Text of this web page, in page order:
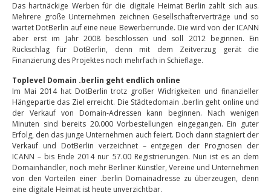
Das hartnäckige Werben für die digitale Heimat Berlin zahlt sich aus.
Mehrere große Unternehmen zeichnen Gesellschafterverträge und so
wartet DotBerlin auf eine neue Bewerberrunde. Die wird von der ICANN
aber erst im Jahr 2008 beschlossen und soll 2012 beginnen. Ein
Rückschlag für DotBerlin, denn mit dem Zeitverzug gerät die
Finanzierung des Projektes noch mehrfach in Schieflage.
Toplevel Domain .berlin geht endlich online
Im Mai 2014 hat DotBerlin trotz großer Widrigkeiten und finanzieller
Hängepartie das Ziel erreicht. Die Städtedomain .berlin geht online und
der Verkauf von Domain-Adressen kann beginnen. Nach wenigen
Minuten sind bereits 20.000 Vorbestellungen eingegangen. Ein guter
Erfolg, den das junge Unternehmen auch feiert. Doch dann stagniert der
Verkauf und DotBerlin verzeichnet – entgegen der Prognosen der
ICANN – bis Ende 2014 nur 57.00 Registrierungen. Nun ist es an dem
Domainhändler, noch mehr Berliner Künstler, Vereine und Unternehmen
von den Vorteilen einer .berlin Domainadresse zu überzeugen, denn
eine digitale Heimat ist heute unverzichtbar.